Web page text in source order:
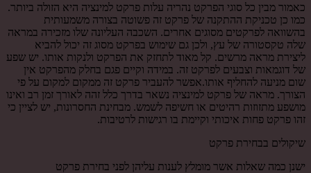
כאמור מבין כל סוגי הפרקט נהריה עלות פרקט למינציה היא הזולה ביותר.
כמו כן טכניקת ההתקנה של פרקט זה פשוטה בצורה משמעותית
בהשוואה לפרקטים מסוגים אחרים. השכבה העליונה שלו מזכירה במראה
שלה טקסטורה של עץ, ולכן גם שימוש בפרקט מסוג זה יכול להביא
ליצירת מראה מרשים. קל מאוד לתחזק את הפרקט ולנקות אותו. יש שפע
של דוגמאות וצבעים לפרקט זה. במידה וקיים פגם בחלק מהפרקט אין
שום מניעה להחליף אותו.אפשר להעביר פרקט זה ממקום למקום על פי
הצורך. מראה של פרקט למינציה נשאר בדרך כלל זהה לאורך זמן רב ואינו
מושפע מתזוזות רהיטים או חשיפה לשמש. מבחינת החסרונות, יש לציין כי
זהו פרקט פחות איכותי וקיימת בו רגישות לרטיבות.
שיקולים בבחירת פרקט
ישנן כמה שאלות אשר מומלץ לענות עליהן לפני בחירת פרקט